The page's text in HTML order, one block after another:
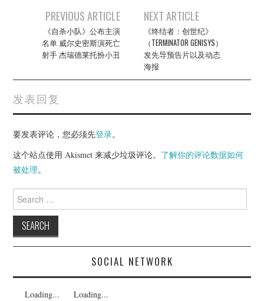
navigation
PREVIOUS ARTICLE
《自杀小队》公布主演
名单 威尔史密斯演死亡
射手 杰瑞德莱托扮小丑
NEXT ARTICLE
《终结者：创世纪》
（TERMINATOR GENISYS）
发先导预告片以及动态
海报
发表回复
要发表评论，您必须先登录。
这个站点使用 Akismet 来减少垃圾评论。 了解你的评论数据如何
被处理。
for:
SOCIAL NETWORK
Loading... Loading...